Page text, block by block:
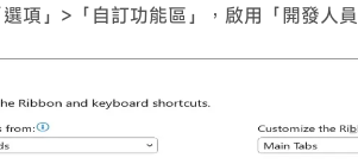
項」>「自訂功能區」，啟用「開發人